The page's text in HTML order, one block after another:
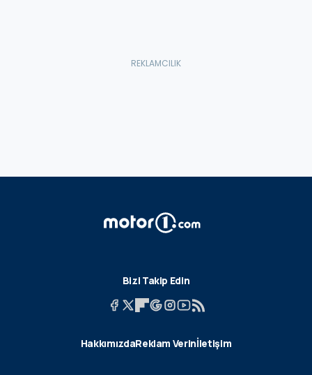
Bizi Takip Edin
HakkımızdaReklam Verinİletişim